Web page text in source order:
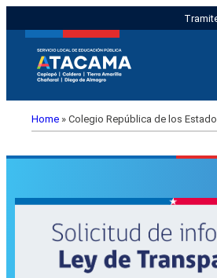
Home » Colegio República de los